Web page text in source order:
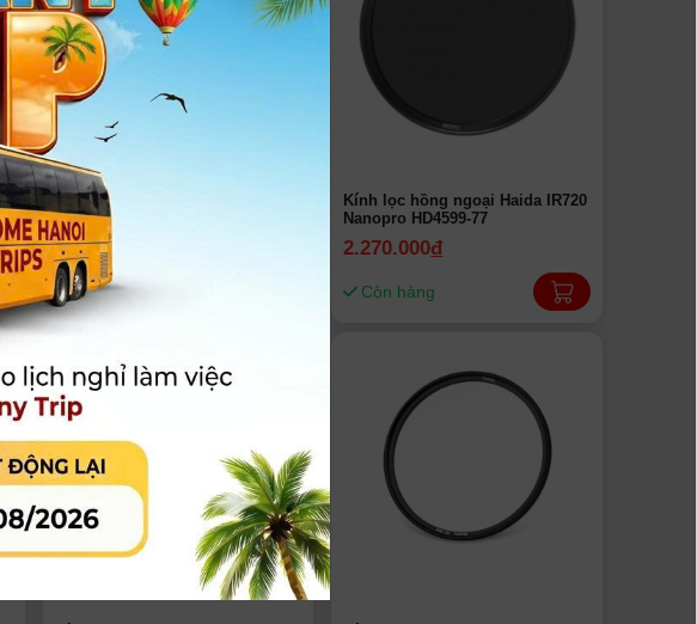
Kính lọc hồng ngoại Haida IR720
Nanopro HD4599-82
2.490.000
Còn hàng
Kính lọc hồng ngoại Haida IR720
Nanopro HD4599-77
2.270.000đ
Còn hàng